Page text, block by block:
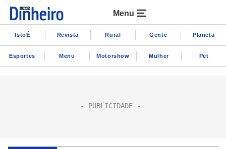
Menu
IstoÉ Revista Rural Gente Planeta
Esportes Menu Motorshow Mulher Pet